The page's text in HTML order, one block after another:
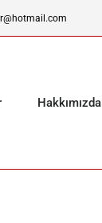
Hakkımızda